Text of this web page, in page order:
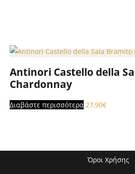
Antinori Castello della
Chardonnay
Διαβάστε περισσότερα 27,90€
Όροι Χρήσης